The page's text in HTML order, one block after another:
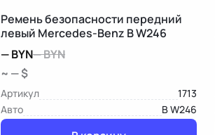
Ремень безопасности передний
левый Mercedes-Benz B W246
—BYN—BYN
~ — $
Артикул
1713
Авто
B W246